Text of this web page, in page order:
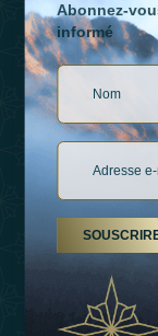
Abonnez-
informé